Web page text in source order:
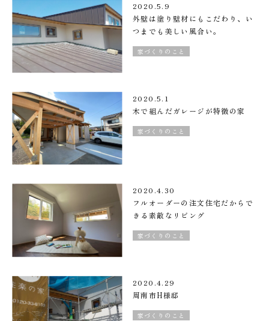
2020.5.9
外壁は塗り壁材にもこだわり、い
つまでも美しい風合い。
家づくりのこと
2020.5.1
木で組んだガレージが特徴の家
家づくりのこと
2020.4.30
フルオーダーの注文住宅だからで
きる素敵なリビング
家づくりのこと
2020.4.29
周南市H様邸
家づくりのこと